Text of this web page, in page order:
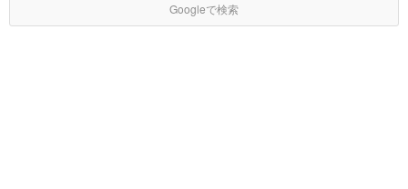
Googleで検索